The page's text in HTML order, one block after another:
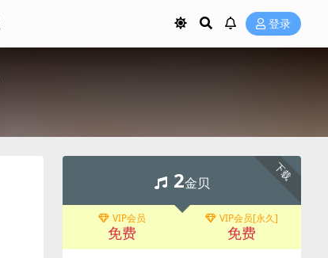
登录
下载
2金贝
VIP会员
免费
VIP会员[永久]
免费